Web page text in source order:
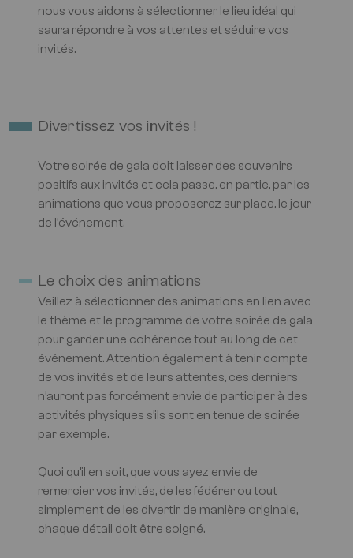
nous vous aidons à sélectionner le lieu idéal qui
saura répondre à vos attentes et séduire vos
invités.
Divertissez vos invités !
Votre soirée de gala doit laisser des souvenirs
positifs aux invités et cela passe, en partie, par les
animations que vous proposerez sur place, le jour
de l’événement.
Le choix des animations
Veillez à sélectionner des animations en lien avec
le thème et le programme de votre soirée de gala
pour garder une cohérence tout au long de cet
événement. Attention également à tenir compte
de vos invités et de leurs attentes, ces derniers
n’auront pas forcément envie de participer à des
activités physiques s’ils sont en tenue de soirée
par exemple.
Quoi qu’il en soit, que vous ayez envie de
remercier vos invités, de les fédérer ou tout
simplement de les divertir de manière originale,
chaque détail doit être soigné.